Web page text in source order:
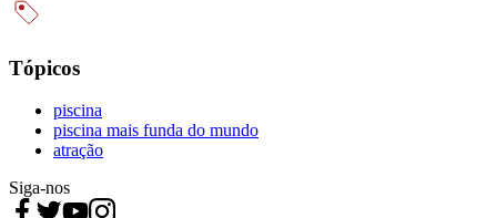
Tópicos
piscina
piscina mais funda do mundo
atração
Siga-nos